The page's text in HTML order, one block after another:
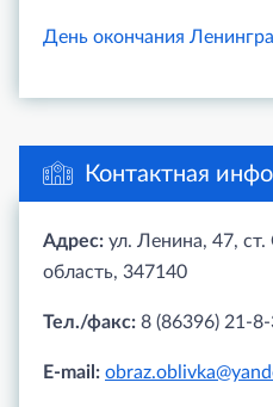
День окончания
Контактная
Адрес: ул. Ленина, 47, ст.
область, 347140
Тел./факс: 8 (86396) 21-
E-mail: